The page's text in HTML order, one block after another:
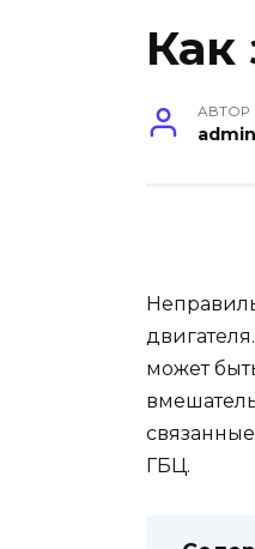
Как
АВТОР
admin
может
ГБЦ.